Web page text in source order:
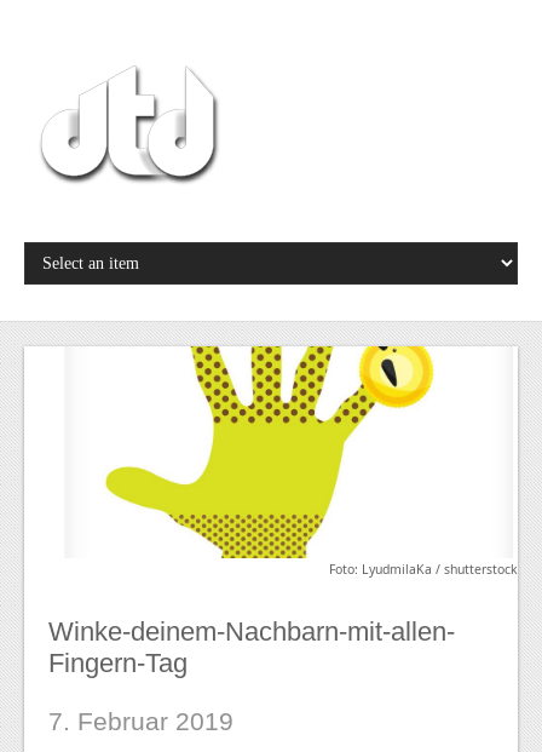
Foto: LyudmilaKa / shutterstock
Winke-deinem-Nachbarn-mit-allen-
Fingern-Tag
7. Februar 2019